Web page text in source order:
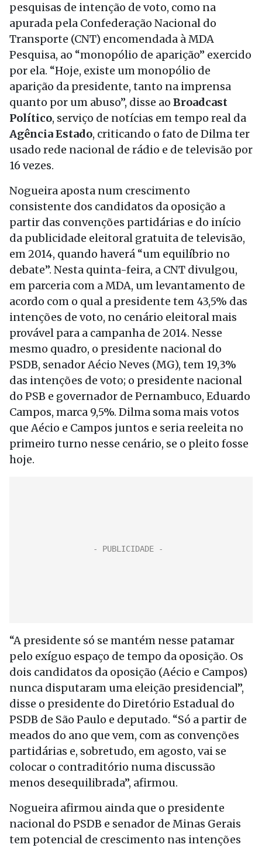
pesquisas de intenção de voto, como na
apurada pela Confederação Nacional do
Transporte (CNT) encomendada à MDA
Pesquisa, ao “monopólio de aparição” exercido
por ela. “Hoje, existe um monopólio de
aparição da presidente, tanto na imprensa
quanto por um abuso”, disse ao Broadcast
Político, serviço de notícias em tempo real da
Agência Estado, criticando o fato de Dilma ter
usado rede nacional de rádio e de televisão por
16 vezes.
Nogueira aposta num crescimento
consistente dos candidatos da oposição a
partir das convenções partidárias e do início
da publicidade eleitoral gratuita de televisão,
em 2014, quando haverá “um equilíbrio no
debate”. Nesta quinta-feira, a CNT divulgou,
em parceria com a MDA, um levantamento de
acordo com o qual a presidente tem 43,5% das
intenções de voto, no cenário eleitoral mais
provável para a campanha de 2014. Nesse
mesmo quadro, o presidente nacional do
PSDB, senador Aécio Neves (MG), tem 19,3%
das intenções de voto; o presidente nacional
do PSB e governador de Pernambuco, Eduardo
Campos, marca 9,5%. Dilma soma mais votos
que Aécio e Campos juntos e seria reeleita no
primeiro turno nesse cenário, se o pleito fosse
hoje.
“A presidente só se mantém nesse patamar
pelo exíguo espaço de tempo da oposição. Os
dois candidatos da oposição (Aécio e Campos)
nunca disputaram uma eleição presidencial”,
disse o presidente do Diretório Estadual do
PSDB de São Paulo e deputado. “Só a partir de
meados do ano que vem, com as convenções
partidárias e, sobretudo, em agosto, vai se
colocar o contraditório numa discussão
menos desequilibrada”, afirmou.
Nogueira afirmou ainda que o presidente
nacional do PSDB e senador de Minas Gerais
tem potencial de crescimento nas intenções